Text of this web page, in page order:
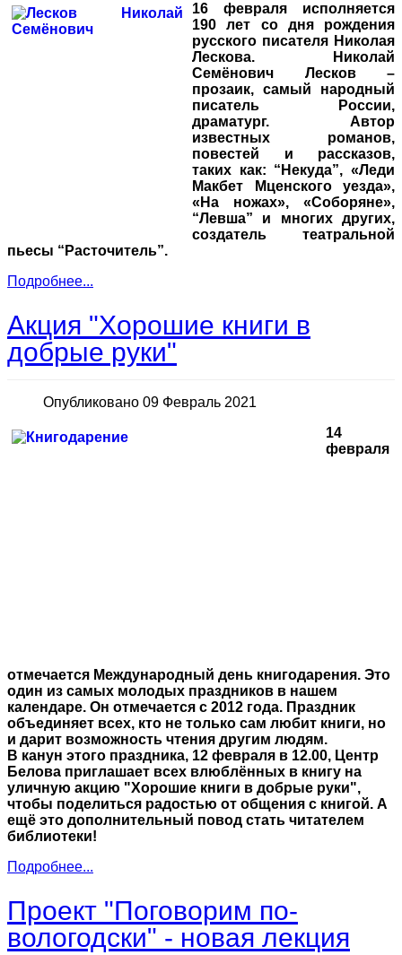
16 февраля исполняется
190 лет со дня рождения
русского писателя Николая
Лескова. Николай
Семёнович Лесков –
прозаик, самый народный
писатель России,
драматург. Автор
известных романов,
повестей и рассказов,
таких как: “Некуда”, «Леди
Макбет Мценского уезда»,
«На ножах», «Соборяне»,
“Левша” и многих других,
создатель театральной
пьесы “Расточитель”.
Подробнее...
Акция "Хорошие книги в
добрые руки"
Опубликовано 09 Февраль 2021
14
февраля
отмечается Международный день книгодарения. Это
один из самых молодых праздников в нашем
календаре. Он отмечается с 2012 года. Праздник
объединяет всех, кто не только сам любит книги, но
и дарит возможность чтения другим людям.
В канун этого праздника, 12 февраля в 12.00, Центр
Белова приглашает всех влюблённых в книгу на
уличную акцию "Хорошие книги в добрые руки",
чтобы поделиться радостью от общения с книгой. А
ещё это дополнительный повод стать читателем
библиотеки!
Подробнее...
Проект "Поговорим по-
вологодски" - новая лекция